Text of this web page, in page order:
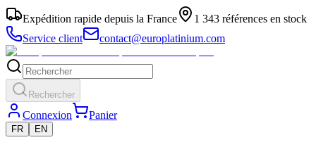
Expédition rapide depuis la France
1 343 références en stock
Service client
contact@europlatinium.com
Rechercher
Connexion Panier
FR EN